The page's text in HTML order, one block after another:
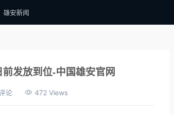
雄安新闻
发放到位-中国雄安官网
论 472 Views